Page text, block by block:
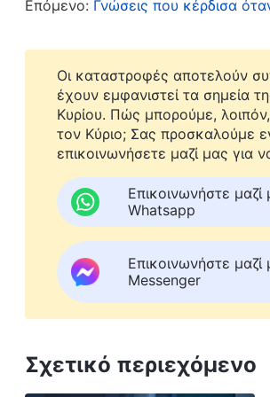
άνθρωποι ή άπιστοι, πρέπει
Σιάο Λι; Πώς πρέπει να τη
παρουσίαζε πιο συχνά η Σιάο
Από τη Λι Μέι και τη Λουό
θερμόαιμη, πως την
αδελφές, εκείνες έπρεπε να
ενοχλούνταν αμέσως και
πείτε και δεν πρόκειται να
περιορισμένες. Έκτοτε, ό,τι
καταλάβαιναν είτε όχι, από
Σιάο Λι δεν έδειξε καμία
Επόμενο: Γνώσεις που κέρδισα
Οι καταστροφές αποτελούν
έχουν εμφανιστεί τα σημεία
Κυρίου. Πώς μπορούμε,
τον Κύριο; Σας προσκαλούμε
επικοινωνήσετε μαζί μας για
Επικοινωνήστε
Whatsapp
Επικοινωνήστε
Messenger
Σχετικό περιεχόμενο